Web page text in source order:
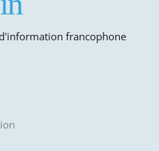
francophone